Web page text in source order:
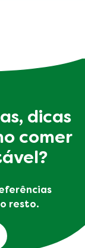
dicas
comer
resto.